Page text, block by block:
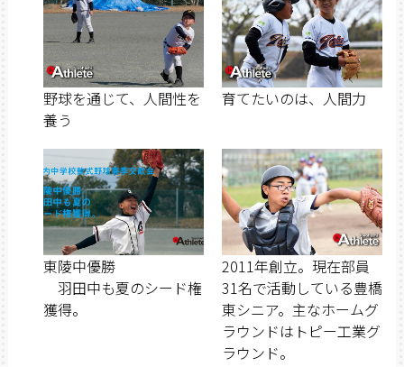
野球を通じて、人間性を
養う
育てたいのは、人間力
東陵中優勝
羽田中も夏のシード権
獲得。
2011年創立。現在部員
31名で活動している豊橋
東シニア。主なホームグ
ラウンドはトピー工業グ
ラウンド。